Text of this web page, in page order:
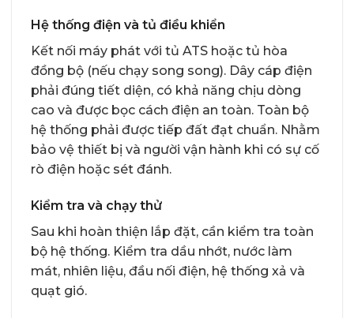
Hệ thống điện và tủ điều khiển
Kết nối máy phát với tủ ATS hoặc tủ hòa
đồng bộ (nếu chạy song song). Dây cáp điện
phải đúng tiết diện, có khả năng chịu dòng
cao và được bọc cách điện an toàn. Toàn bộ
hệ thống phải được tiếp đất đạt chuẩn. Nhằm
bảo vệ thiết bị và người vận hành khi có sự cố
rò điện hoặc sét đánh.
Kiểm tra và chạy thử
Sau khi hoàn thiện lắp đặt, cần kiểm tra toàn
bộ hệ thống. Kiểm tra dầu nhớt, nước làm
mát, nhiên liệu, đầu nối điện, hệ thống xả và
quạt gió.